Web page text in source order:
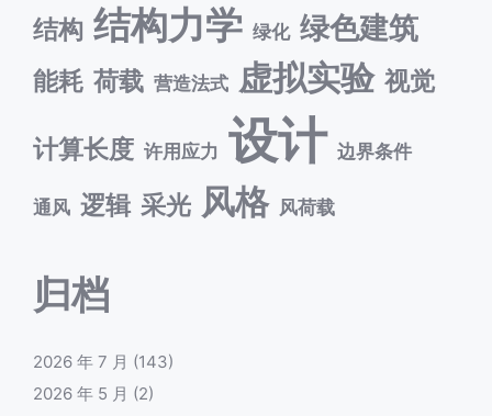
结构 结构力学 绿化 绿色建筑
能耗 荷载 营造法式 虚拟实验 视觉
计算长度 许用应力 设计 边界条件
通风 逻辑 采光 风格 风荷载
归档
2026 年 7 月 (143)
2026 年 5 月 (2)